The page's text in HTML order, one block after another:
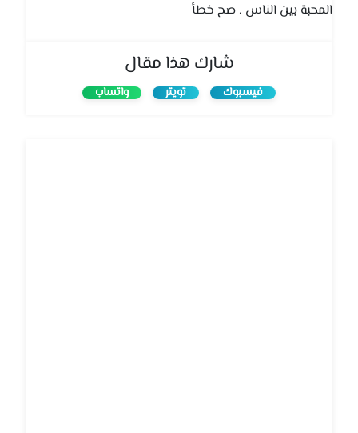
المحبة بين الناس . صح خطأ
شارك هذا مقال
فيسبوك تويتر واتساب